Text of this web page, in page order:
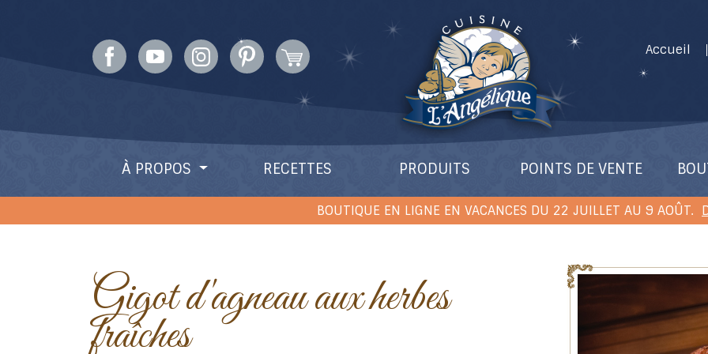
Accueil
À PROPOS RECETTES PRODUITS POINTS DE VENTE
BOUTIQUE EN LIGNE EN VACANCES DU 22 JUILLET AU 9 AOÛT.
Gigot d'agneau aux herbes
fraîches